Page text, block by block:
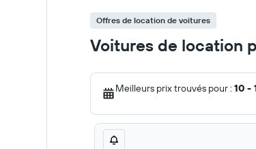
Offres de location de voitures
Voitures de location
Meilleurs prix trouvés pour : 10 -